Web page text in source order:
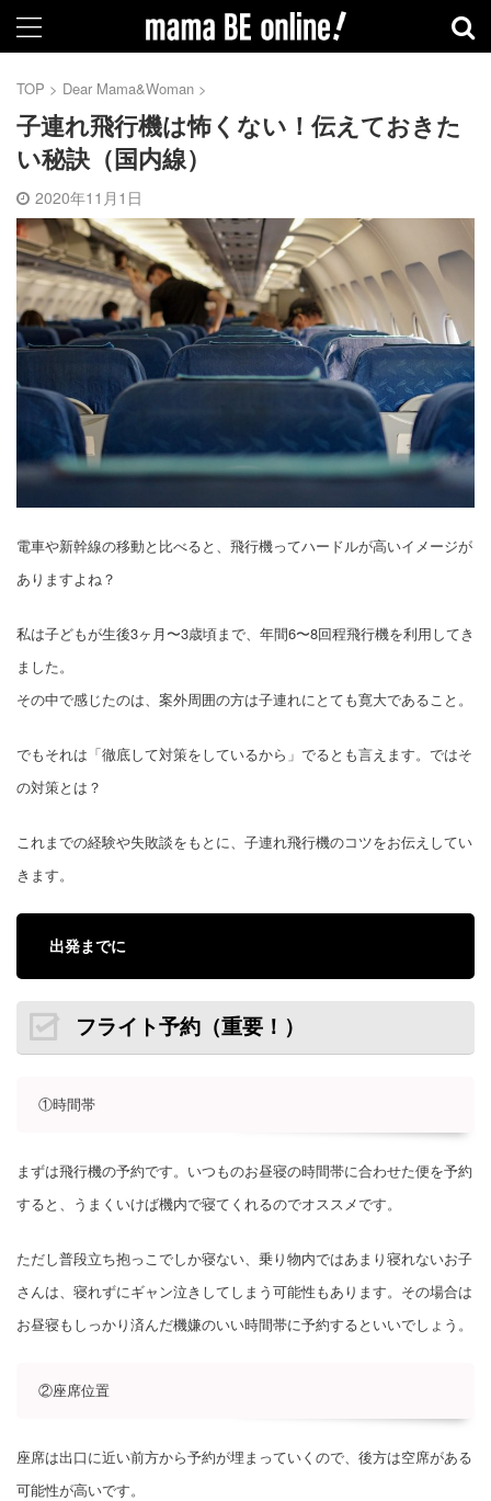
TOP > Dear Mama&Woman >
子連れ飛行機は怖くない！伝えておきた
い秘訣（国内線）
2020年11月1日
電車や新幹線の移動と比べると、飛行機ってハードルが高いイメージが
ありますよね？
私は子どもが生後3ヶ月〜3歳頃まで、年間6〜8回程飛行機を利用してき
ました。
その中で感じたのは、案外周囲の方は子連れにとても寛大であること。
でもそれは「徹底して対策をしているから」でるとも言えます。ではそ
の対策とは？
これまでの経験や失敗談をもとに、子連れ飛行機のコツをお伝えしてい
きます。
出発までに
フライト予約（重要！）
①時間帯
まずは飛行機の予約です。いつものお昼寝の時間帯に合わせた便を予約
すると、うまくいけば機内で寝てくれるのでオススメです。
ただし普段立ち抱っこでしか寝ない、乗り物内ではあまり寝れないお子
さんは、寝れずにギャン泣きしてしまう可能性もあります。その場合は
お昼寝もしっかり済んだ機嫌のいい時間帯に予約するといいでしょう。
②座席位置
座席は出口に近い前方から予約が埋まっていくので、後方は空席がある
可能性が高いです。